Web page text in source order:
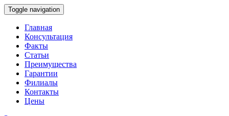
Toggle navigation
Главная
Консультация
Факты
Статьи
Преимущества
Гарантии
Филиалы
Контакты
Цены